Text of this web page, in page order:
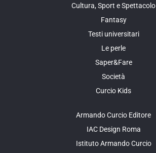
Cultura, Sport e Spettacolo
Fantasy
Testi universitari
Le perle
Saper&Fare
Società
Curcio Kids
Armando Curcio Editore
IAC Design Roma
Istituto Armando Curcio